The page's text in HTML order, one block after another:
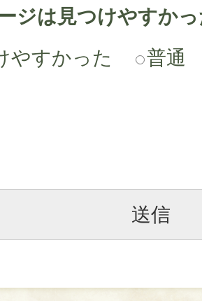
ジは見つけやすか
やすかった
普通